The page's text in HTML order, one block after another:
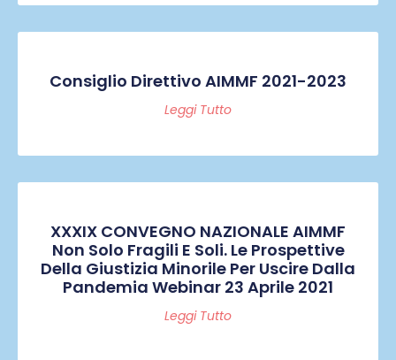
Consiglio Direttivo AIMMF 2021-2023
Leggi Tutto
XXXIX CONVEGNO NAZIONALE AIMMF
Non Solo Fragili E Soli. Le Prospettive
Della Giustizia Minorile Per Uscire Dalla
Pandemia Webinar 23 Aprile 2021
Leggi Tutto